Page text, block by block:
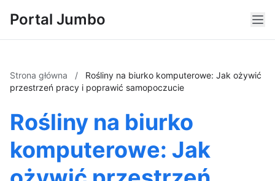
Portal Jumbo
Strona główna /
Rośliny na biurko komputerowe: Jak ożywić
przestrzeń pracy i poprawić samopoczucie
Rośliny na biurko
komputerowe: Jak